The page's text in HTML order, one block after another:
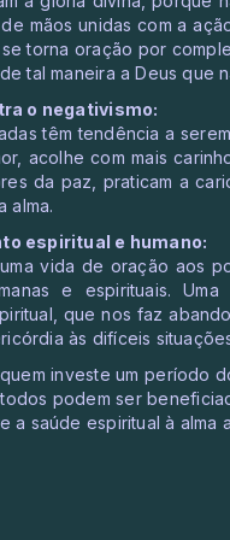
mãos unidas com a
torna oração por
tal maneira a Deus que
o negativismo:
têm tendência a
acolhe com mais
da paz, praticam a
alma.
espiritual e humano:
vida de oração aos
e espirituais.
que nos faz
às difíceis
investe um período
podem ser
a saúde espiritual à alma